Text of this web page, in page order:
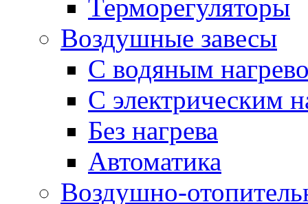
Терморегуляторы
Воздушные завесы
С водяным
С электрическим
Без нагрева
Автоматика
Воздушно-